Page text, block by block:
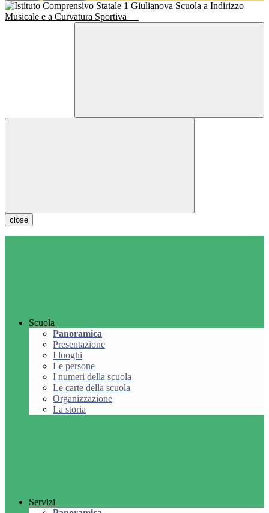
Scuola a Indirizzo
Musicale e a Curvatura Sportiva
close
Scuola
Panoramica
Presentazione
I luoghi
Le persone
I numeri della scuola
Le carte della scuola
Organizzazione
La storia
Servizi